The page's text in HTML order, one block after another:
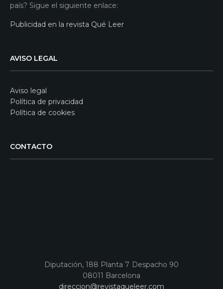
país? Sigue el siguiente enlace:
Publicidad en la revista Qué Leer
AVISO LEGAL
Aviso legal
Política de privacidad
Política de cookies
CONTACTO
Diputación, 188 Planta 7 Despacho 90
08011 Barcelona
direccion@revistaqueleer.com